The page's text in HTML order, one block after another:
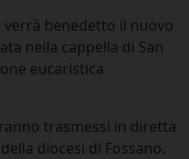
verrà benedetto il nuovo
nella cappella di San
eucaristica
trasmessi in diretta
diocesi di Fossano.